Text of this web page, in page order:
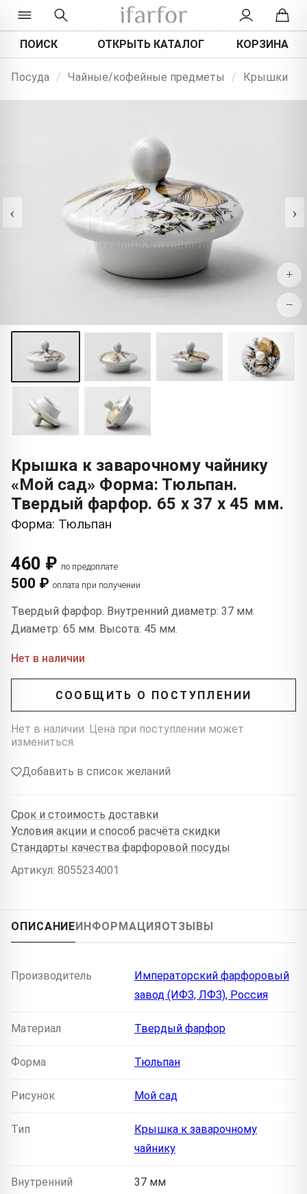
ПОИСК ОТКРЫТЬ КАТАЛОГ КОРЗИНА
Посуда / Чайные/кофейные предметы / Крышки
‹ ›
+
−
Крышка к заварочному чайнику
«Мой сад» Форма: Тюльпан.
Твердый фарфор. 65 x 37 x 45 мм.
Форма: Тюльпан
460 ₽ по предоплате
500 ₽ оплата при получении
Твердый фарфор. Внутренний диаметр: 37 мм.
Диаметр: 65 мм. Высота: 45 мм.
Нет в наличии
СООБЩИТЬ О ПОСТУПЛЕНИИ
Нет в наличии. Цена при поступлении может
измениться.
Добавить в список желаний
Срок и стоимость доставки
Условия акции и способ расчёта скидки
Стандарты качества фарфоровой посуды
Артикул: 8055234001
ОПИСАНИЕИНФОРМАЦИЯОТЗЫВЫ
Производитель
Императорский фарфоровый
завод (ИФЗ, ЛФЗ), Россия
Материал Твердый фарфор
Форма Тюльпан
Рисунок Мой сад
Тип
Крышка к заварочному
чайнику
Внутренний
37 мм